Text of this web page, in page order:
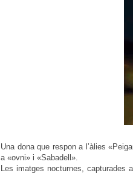
Una dona que respon a l’àlies
a «ovni» i «Sabadell».
Les imatges nocturnes, capturades